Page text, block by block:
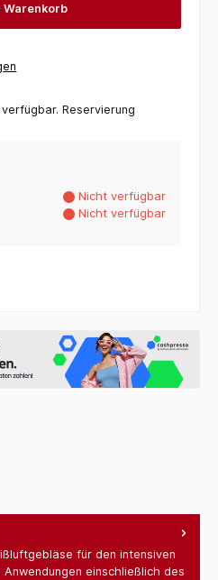
Warenkorb
Reservierung
Nicht verfügbar
Nicht verfügbar
für den intensiven
einschließlich des